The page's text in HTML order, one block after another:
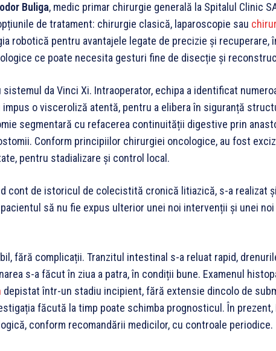
Buliga, medic primar chirurgie generală la Spitalul Clinic
de tratament: chirurgie clasică, laparoscopie sau
robotică pentru avantajele legate de precizie și recuperare,
ce poate necesita gesturi fine de disecție și
da Vinci Xi. Intraoperator, echipa a identificat
impus o visceroliză atentă, pentru a elibera în siguranță
segmentară cu refacerea continuității digestive prin
Conform principiilor chirurgiei oncologice, au fost
pentru stadializare și control local.
cont de istoricul de colecistită cronică litiazică, s-a realizat și
să nu fie expus ulterior unei noi intervenții și unei
fără complicații. Tranzitul intestinal s-a reluat rapid,
s-a făcut în ziua a patra, în condiții bune. Examenul
depistat într-un stadiu incipient, fără extensie dincolo de
făcută la timp poate schimba prognosticul. În prezent,
conform recomandării medicilor, cu controale periodice.